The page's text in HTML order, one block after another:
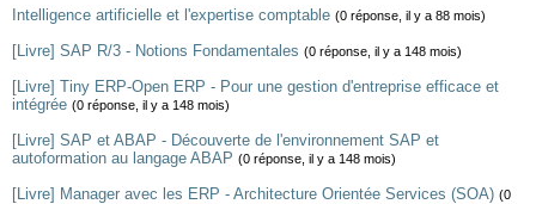
Intelligence artificielle et l'expertise comptable (0 réponse, il y a 88 mois)
[Livre] SAP R/3 - Notions Fondamentales (0 réponse, il y a 148 mois)
[Livre] Tiny ERP-Open ERP - Pour une gestion d'entreprise efficace et
intégrée (0 réponse, il y a 148 mois)
[Livre] SAP et ABAP - Découverte de l'environnement SAP et
autoformation au langage ABAP (0 réponse, il y a 148 mois)
[Livre] Manager avec les ERP - Architecture Orientée Services (SOA) (0